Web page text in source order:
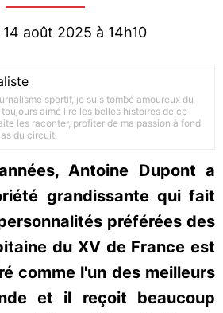
14 août 2025 à 14h10
sportif, je suis tombé amoureux du
aimé lire les belles histoires de ce
les raconter, profiter de ma passion à fond
du circuit.
Antoine Dupont a
grandissante qui fait
préférées des
du XV de France est
comme l'un des meilleurs
et il reçoit beaucoup